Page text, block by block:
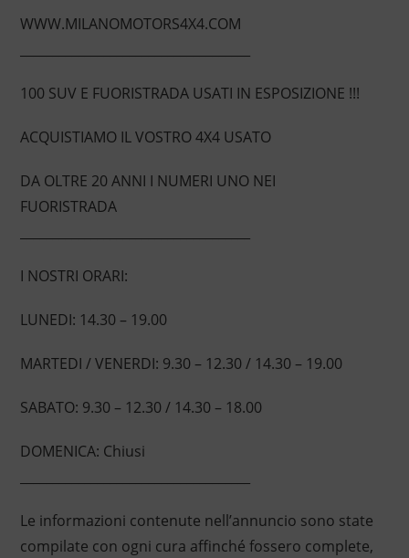
WWW.MILANOMOTORS4X4.COM
100 SUV E FUORISTRADA USATI IN ESPOSIZIONE !!!
ACQUISTIAMO IL VOSTRO 4X4 USATO
DA OLTRE 20 ANNI I NUMERI UNO NEI
FUORISTRADA
I NOSTRI ORARI:
LUNEDI: 14.30 – 19.00
MARTEDI / VENERDI: 9.30 – 12.30 / 14.30 – 19.00
SABATO: 9.30 – 12.30 / 14.30 – 18.00
DOMENICA: Chiusi
Le informazioni contenute nell’annuncio sono state
compilate con ogni cura affinché fossero complete,